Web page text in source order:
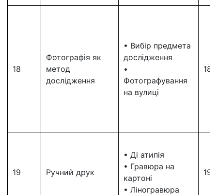
18
Фотографія як
метод
дослідження
• Вибір предмета
дослідження
•
Фотографування
на вулиці
18
19 Ручний друк
• Ді атипія
• Гравюра на
картоні
• Ліногравюра
19